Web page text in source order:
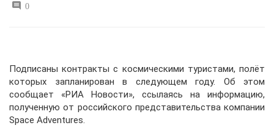
0
Подписаны контракты с космическими туристами, полёт
которых запланирован в следующем году. Об этом
сообщает «РИА Новости», ссылаясь на информацию,
полученную от российского представительства компании
Space Adventures.